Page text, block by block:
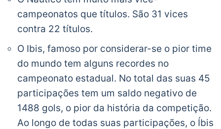
campeonatos que títulos. São 31 vices
contra 22 títulos.
O Ibis, famoso por considerar-se o pior time
do mundo tem alguns recordes no
campeonato estadual. No total das suas 45
participações tem um saldo negativo de
1488 gols, o pior da história da competição.
Ao longo de todas suas participações, o Íbis